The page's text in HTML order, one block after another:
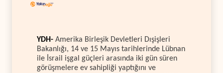
YDH- Amerika Birleşik Devletleri Dışişleri
Bakanlığı, 14 ve 15 Mayıs tarihlerinde Lübnan
ile İsrail işgal güçleri arasında iki gün süren
görüşmelere ev sahipliği yaptığını ve